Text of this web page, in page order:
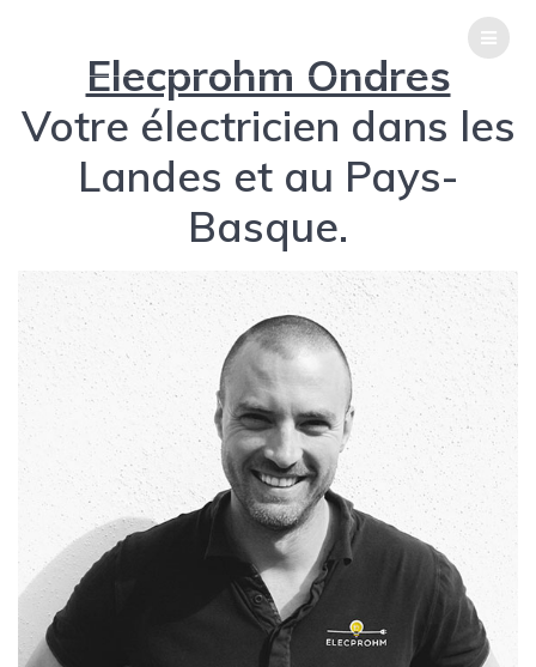
contenu
Elecprohm Ondres
Votre électricien dans les
Landes et au Pays-
Basque.